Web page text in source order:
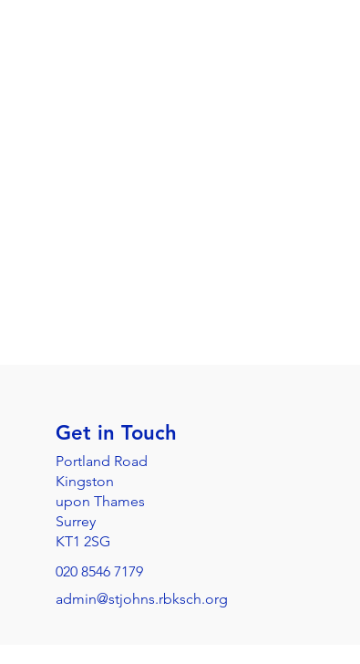
Get in Touch
Portland Road
Kingston
upon Thames
Surrey
KT1 2SG
020 8546 7179
admin@stjohns.rbksch.org